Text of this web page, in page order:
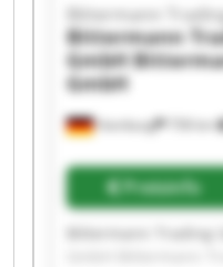
Hamburg 758 km
Bittermann
Bittermann
GmbH
GmbH
Preisinfo
Bittermann Trading